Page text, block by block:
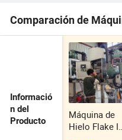
Comparación de
Informació
n del
Producto
Máquina de
Hielo Flake